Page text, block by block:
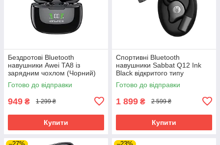
Бездротові Bluetooth
навушники Awei TA8 із
зарядним чохлом (Чорний)
Готово до відправки
949 ₴ 1 299 ₴
Купити
Спортивні Bluetooth
навушники Sabbat Q12 Ink
Black відкритого типу
(Чорний)
Готово до відправки
1 899 ₴ 2 599 ₴
Купити